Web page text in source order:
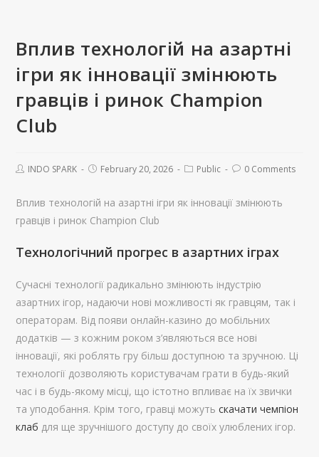
Вплив технологій на азартні
ігри як інновації змінюють
гравців і ринок Champion
Club
INDO SPARK February 20, 2026 Public 0 Comments
Вплив технологій на азартні ігри як інновації змінюють
гравців і ринок Champion Club
Технологічний прогрес в азартних іграх
Сучасні технології радикально змінюють індустрію
азартних ігор, надаючи нові можливості як гравцям, так і
операторам. Від появи онлайн-казино до мобільних
додатків — з кожним роком з’являються все нові
інновації, які роблять гру більш доступною та зручною. Ці
технології дозволяють користувачам грати в будь-який
час і в будь-якому місці, що істотно впливає на їх звички
та уподобання. Крім того, гравці можутьскачати чемпіон
клаб для ще зручнішого доступу до своїх улюблених ігор.